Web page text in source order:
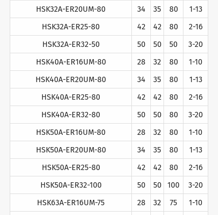
HSK32A-ER20UM-80
34 35 80
1-13
HSK32A-ER25-80
42 42 80
2-16
HSK32A-ER32-50
50 50 50
3-20
HSK40A-ER16UM-80
28 32 80
1-10
HSK40A-ER20UM-80
34 35 80
1-13
HSK40A-ER25-80
42 42 80
2-16
HSK40A-ER32-80
50 50 80
3-20
HSK50A-ER16UM-80
28 32 80
1-10
HSK50A-ER20UM-80
34 35 80
1-13
HSK50A-ER25-80
42 42 80
2-16
HSK50A-ER32-100
50 50 100
3-20
HSK63A-ER16UM-75
28 32 75
1-10